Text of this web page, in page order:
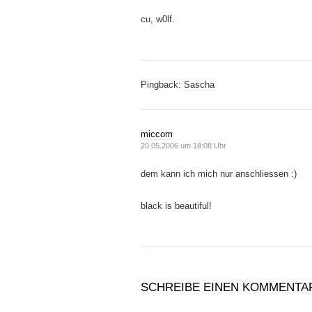
cu, w0lf.
Pingback: Sascha
miccom
20.05.2006 um 18:08 Uhr
dem kann ich mich nur anschliessen :)
black is beautiful!
SCHREIBE EINEN